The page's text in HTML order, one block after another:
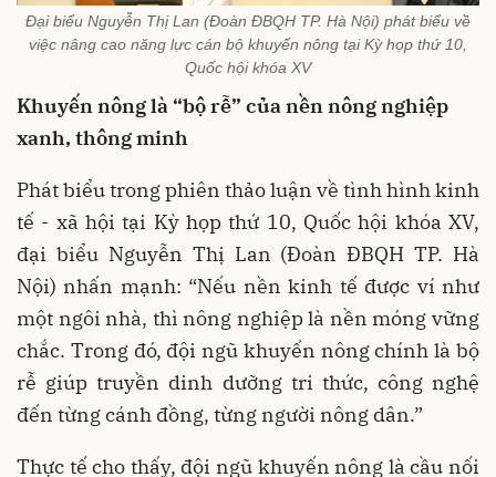
Đại biểu Nguyễn Thị Lan (Đoàn ĐBQH TP. Hà Nội) phát biểu về
việc nâng cao năng lực cán bộ khuyến nông tại Kỳ họp thứ 10,
Quốc hội khóa XV
Khuyến nông là “bộ rễ” của nền nông nghiệp
xanh, thông minh
Phát biểu trong phiên thảo luận về tình hình kinh
tế - xã hội tại Kỳ họp thứ 10, Quốc hội khóa XV,
đại biểu Nguyễn Thị Lan (Đoàn ĐBQH TP. Hà
Nội) nhấn mạnh: “Nếu nền kinh tế được ví như
một ngôi nhà, thì nông nghiệp là nền móng vững
chắc. Trong đó, đội ngũ khuyến nông chính là bộ
rễ giúp truyền dinh dưỡng tri thức, công nghệ
đến từng cánh đồng, từng người nông dân.”
Thực tế cho thấy, đội ngũ khuyến nông là cầu nối